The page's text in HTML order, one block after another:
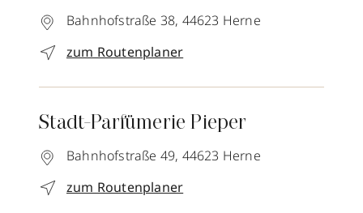
Bahnhofstraße 38, 44623 Herne
zum Routenplaner
Stadt-Parfümerie Pieper
Bahnhofstraße 49, 44623 Herne
zum Routenplaner